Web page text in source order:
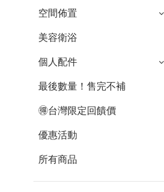
空間佈置
美容衛浴
個人配件
最後數量！售完不補
🉐台灣限定回饋價
優惠活動
所有商品